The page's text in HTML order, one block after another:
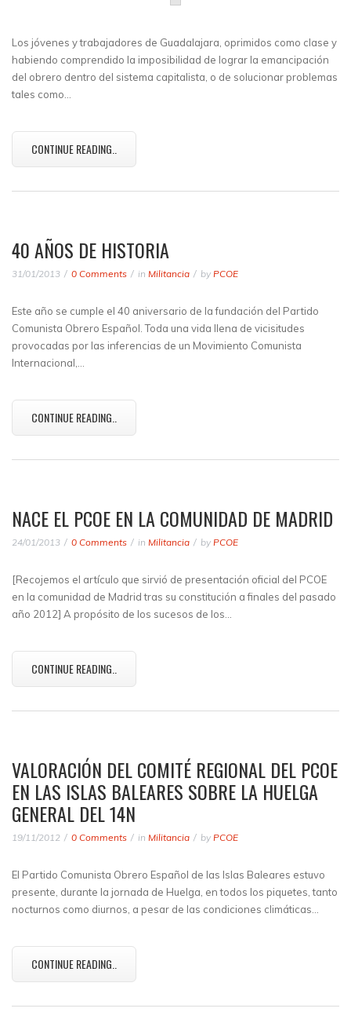
Los jóvenes y trabajadores de Guadalajara, oprimidos como clase y
habiendo comprendido la imposibilidad de lograr la emancipación
del obrero dentro del sistema capitalista, o de solucionar problemas
tales como…
CONTINUE READING..
40 AÑOS DE HISTORIA
31/01/2013 0 Comments in Militancia by PCOE
Este año se cumple el 40 aniversario de la fundación del Partido
Comunista Obrero Español. Toda una vida llena de vicisitudes
provocadas por las inferencias de un Movimiento Comunista
Internacional,…
CONTINUE READING..
NACE EL PCOE EN LA COMUNIDAD DE MADRID
24/01/2013 0 Comments in Militancia by PCOE
[Recojemos el artículo que sirvió de presentación oficial del PCOE
en la comunidad de Madrid tras su constitución a finales del pasado
año 2012] A propósito de los sucesos de los…
CONTINUE READING..
VALORACIÓN DEL COMITÉ REGIONAL DEL PCOE
EN LAS ISLAS BALEARES SOBRE LA HUELGA
GENERAL DEL 14N
19/11/2012 0 Comments in Militancia by PCOE
El Partido Comunista Obrero Español de las Islas Baleares estuvo
presente, durante la jornada de Huelga, en todos los piquetes, tanto
nocturnos como diurnos, a pesar de las condiciones climáticas…
CONTINUE READING..